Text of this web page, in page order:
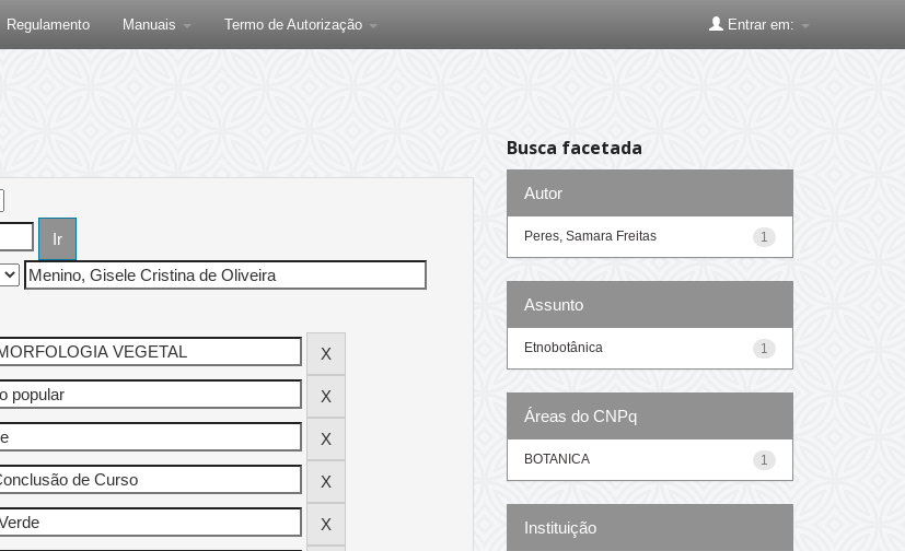
Regulamento Manuais Termo de Autorização Entrar em:
Busca facetada
Autor
1
Peres, Samara Freitas
Assunto
1
Etnobotânica
Áreas do CNPq
1
BOTANICA
Instituição